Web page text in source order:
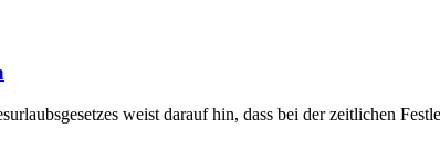
weist darauf hin, dass bei der zeitlichen